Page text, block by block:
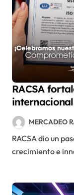
RACSA
internacional
con las
9001:2015 e
MERCADEO
RACSA dio un paso decisivo en su estrategia de
crecimiento e